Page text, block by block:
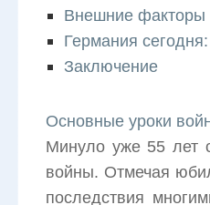
Внешние факторы
Германия
Заключение
Основные уроки
Минуло уже 55 лет
войны. Отмечая
последствия